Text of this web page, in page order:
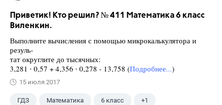
Приветик! Кто решил? № 411 Математика 6 класс
Виленкин.
Выполните вычисления с помощью микрокалькулятора и
резуль-
тат округлите до тысячных:
3,281 ∙ 0,57 + 4,356 ∙ 0,278 - 13,758 (Подробнее...)
15 июля 2017
ГДЗ Математика 6 класс +1